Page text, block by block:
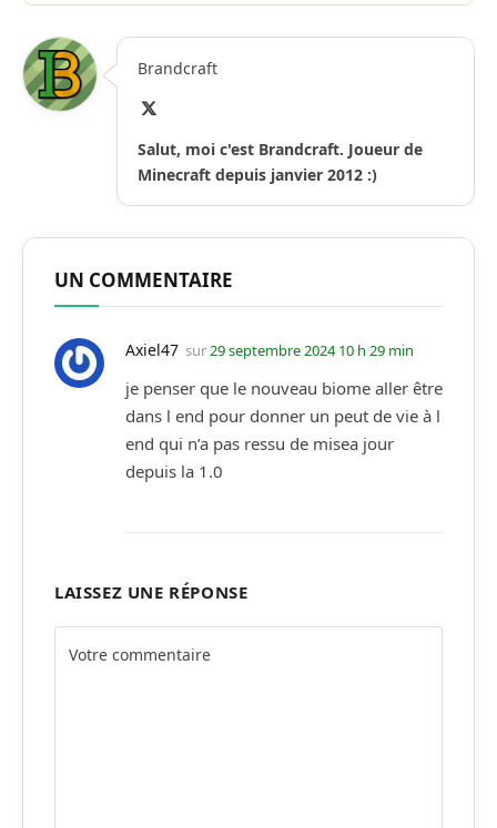
Brandcraft
Salut, moi c'est Brandcraft. Joueur de
Minecraft depuis janvier 2012 :)
UN COMMENTAIRE
Axiel47 sur29 septembre 2024 10 h 29 min
je penser que le nouveau biome aller être
dans l end pour donner un peut de vie à l
end qui n’a pas ressu de misea jour
depuis la 1.0
LAISSEZ UNE RÉPONSE